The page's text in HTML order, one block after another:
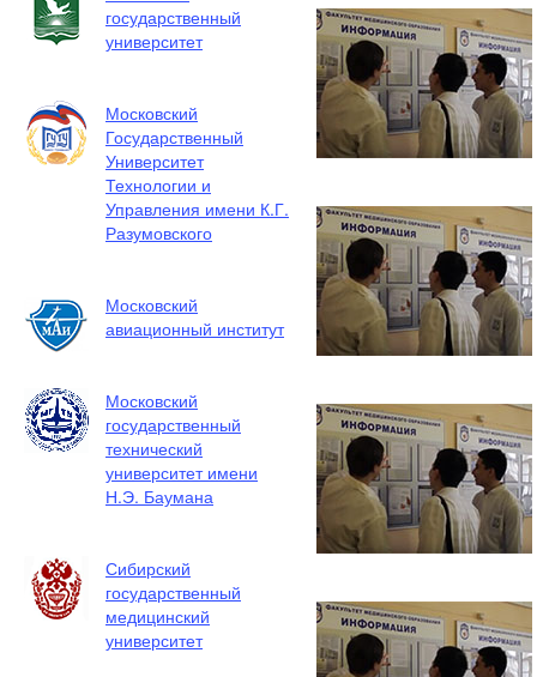
государственный
университет
Московский
Государственный
Университет
Технологии и
Управления имени К.Г.
Разумовского
Московский
авиационный институт
Московский
государственный
технический
университет имени
Н.Э. Баумана
Сибирский
государственный
медицинский
университет